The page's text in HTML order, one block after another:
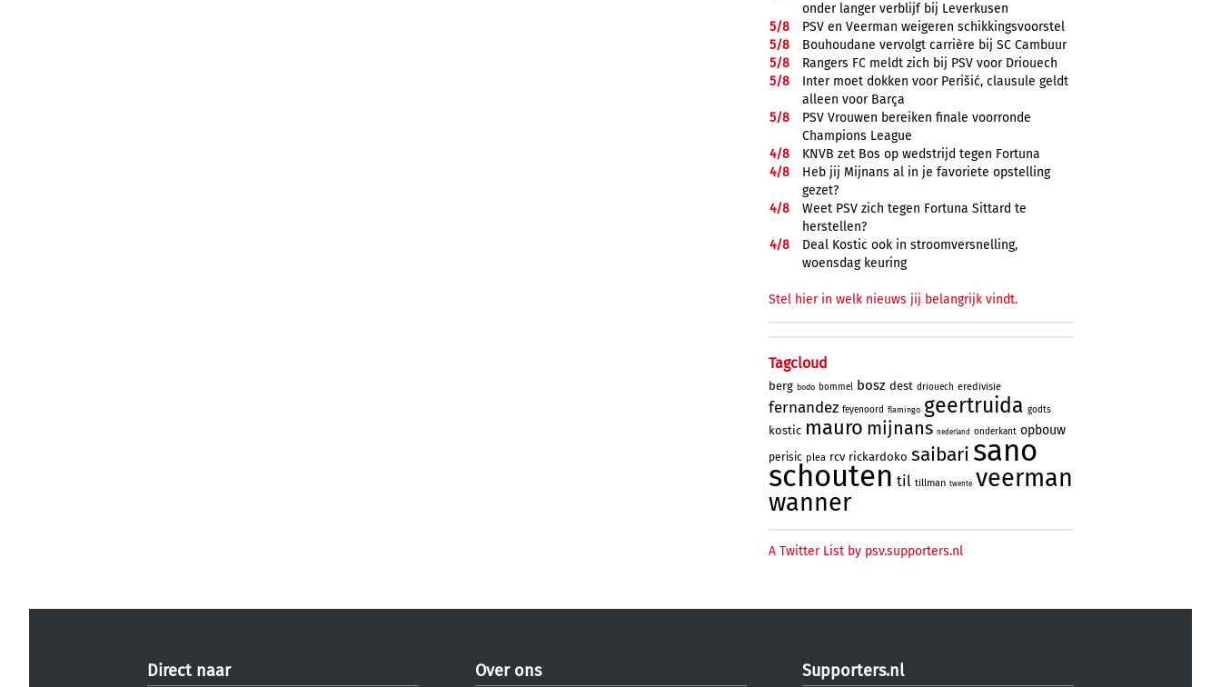
onder langer verblijf bij Leverkusen
5/8
PSV en Veerman weigeren schikkingsvoorstel
5/8
Bouhoudane vervolgt carrière bij SC Cambuur
5/8
Rangers FC meldt zich bij PSV voor Driouech
5/8
Inter moet dokken voor Perišić, clausule geldt
alleen voor Barça
5/8
PSV Vrouwen bereiken finale voorronde
Champions League
4/8
KNVB zet Bos op wedstrijd tegen Fortuna
4/8
Heb jij Mijnans al in je favoriete opstelling
gezet?
4/8
Weet PSV zich tegen Fortuna Sittard te
herstellen?
4/8
Deal Kostic ook in stroomversnelling,
woensdag keuring
Stel hier in welk nieuws jij belangrijk vindt.
Tagcloud
berg bodo bommel bosz dest driouech eredivisie
fernandez feyenoord flamingo geertruida godts
kostic mauro mijnans nederland onderkant opbouw
perisic plea rcv rickardoko saibari sano
schouten til tillman twente veerman
wanner
A Twitter List by psv.supporters.nl
Direct naar Over ons Supporters.nl